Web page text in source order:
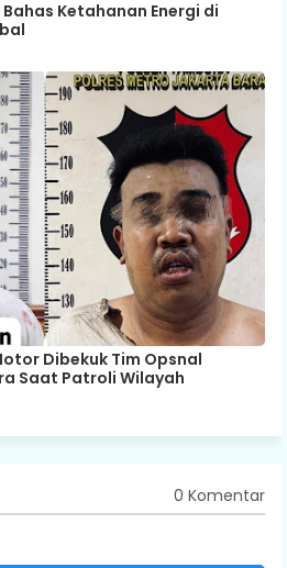
Ketahanan Energi di
Dibekuk Tim Opsnal
Saat Patroli Wilayah
0 Komentar